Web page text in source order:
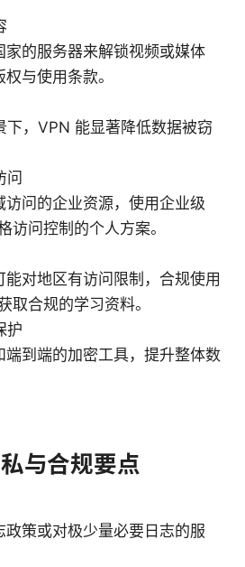
家的服务器来解锁视频或媒体
与使用条款。
下，VPN 能显著降低数据被窃
问
访问的企业资源，使用企业级
访问控制的个人方案。
能对地区有访问限制，合规使用
取合规的学习资料。
护
端到端的加密工具，提升整体数
与合规要点
政策或对极少量必要日志的服